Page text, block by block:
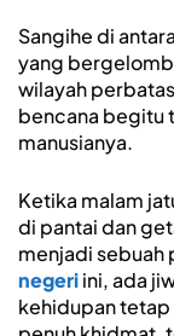
Sangihe di
yang
wilayah
bencana begitu
manusianya.
Ketika malam
di pantai dan
menjadi sebuah
negeriini, ada
kehidupan